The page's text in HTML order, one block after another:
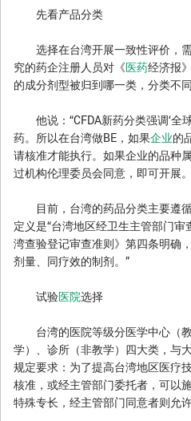
先看产品分类
选择在台湾开展一致性评价，需
究的药企注册人员对《医药经济报
的成分剂型被归到哪一类，分类不
他说：“CFDA新药分类强调‘全
药。所以在台湾做BE，如果企业的
请核准才能执行。如果企业的品种
过机构伦理委员会同意，即可开展
目前，台湾的药品分类主要遵循
定义是“台湾地区经卫生主管部门
湾查验登记审查准则》第四条明确
剂量、同疗效的制剂。”
试验医院选择
台湾的医院等级分医学中心（教
学）、诊所（非教学）四大类，与
规定要求：为了提高台湾地区医疗
核准，或经主管部门委托者，可以
特殊专长，经主管部门同意者则允